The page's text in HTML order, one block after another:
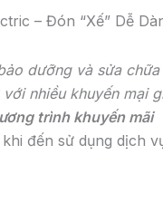
– Đón “Xế” Dễ
dưỡng và sửa
nhiều khuyến mại
trình khuyến mãi
đến sử dụng dịch